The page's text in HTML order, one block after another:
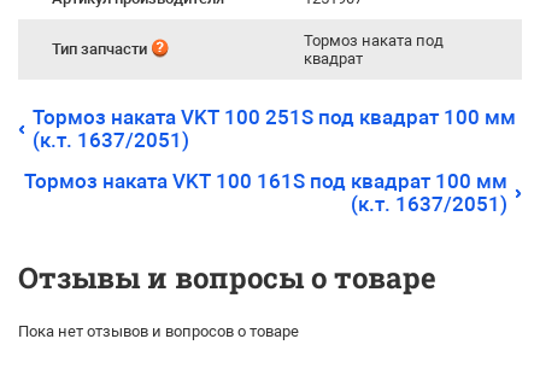
Тип запчасти
Тормоз наката под
квадрат
Тормоз наката VKT 100 251S под квадрат 100 мм
(к.т. 1637/2051)
Тормоз наката VKT 100 161S под квадрат 100 мм
(к.т. 1637/2051)
Отзывы и вопросы о товаре
Пока нет отзывов и вопросов о товаре